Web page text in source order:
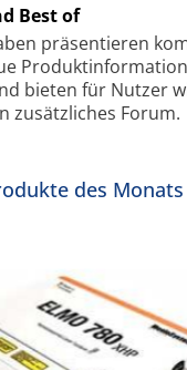
Best of
präsentieren
bieten für Nutzer
zusätzliches Forum.
des Monats